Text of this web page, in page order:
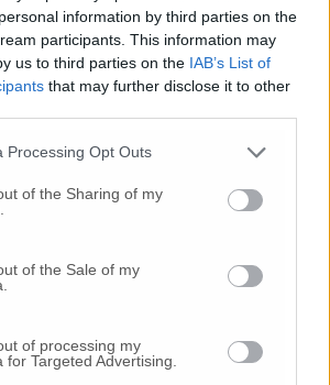
information by third parties on the
participants. This information may
us to third parties on the IAB’s List of
that may further disclose it to other
Processing Opt Outs
of the Sharing of my
of the Sale of my
of processing my
for Targeted Advertising.
presente
l'articolo
a colpirsi da soli
e lasciati al
arrestate due educatrici
l’ennesimo femminicidio:
furia col coltello